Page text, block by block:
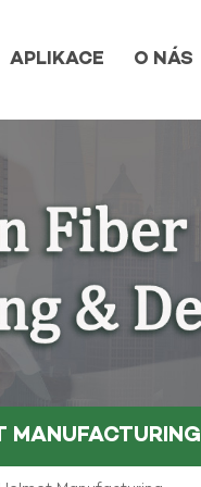
APLIKACE O NÁS
MANUFACTURING